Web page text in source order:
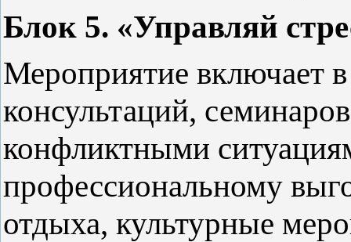
Блок 5. «Управляй
Мероприятие включает
консультаций,
конфликтными
профессиональному
отдыха, культурные